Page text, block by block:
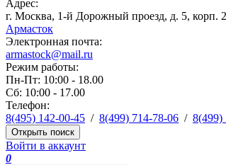
Адрес:
г. Москва, 1-й Дорожный проезд, д. 5, корп. 2
Армасток
Электронная почта:
armastock@mail.ru
Режим работы:
Пн-Пт: 10:00 - 18.00
Сб: 10:00 - 17.00
Телефон:
8(495) 142-00-45 / 8(499) 714-78-06 / 8(499)
Открыть поиск
Войти в аккаунт
0